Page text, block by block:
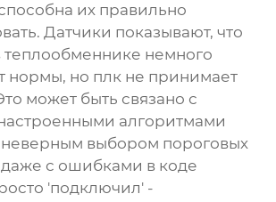
их правильно
Датчики показывают, что
теплообменнике немного
нормы, но плк не принимает
может быть связано с
алгоритмами
неверным выбором пороговых
с ошибками в коде
'подключил' -